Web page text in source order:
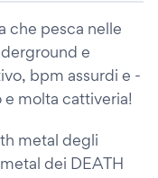
che pesca nelle
e
bpm assurdi e -
molta cattiveria!
metal degli
dei DEATH